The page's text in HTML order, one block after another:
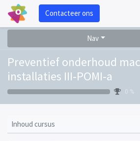
Contacteer ons
Nav
Preventief onderhoud
installaties III-POMI-a
0 %
Inhoud cursus